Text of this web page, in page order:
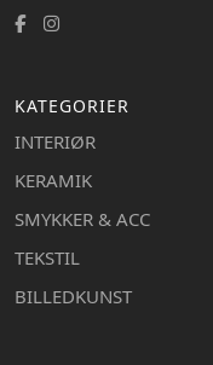
KATEGORIER
INTERIØR
KERAMIK
SMYKKER & ACC
TEKSTIL
BILLEDKUNST